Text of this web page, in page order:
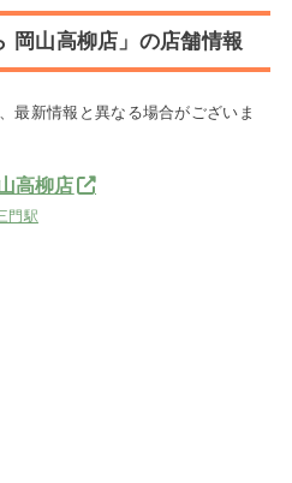
岡山高柳店」の店舗情報
最新情報と異なる場合がございま
高柳店
門駅